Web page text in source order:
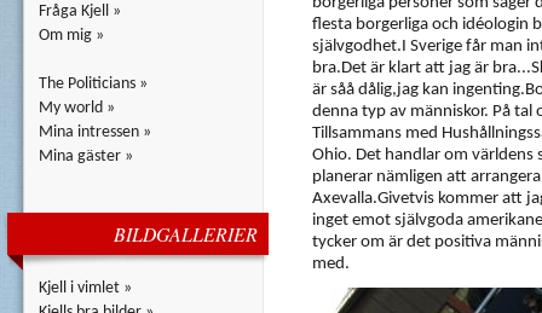
Fråga Kjell »
Om mig »
The Politicians »
My world »
Mina intressen »
Mina gäster »
BILDGALLERIER
Kjell i vimlet »
flesta borgerliga och idéologin
självgodhet.I Sverige får man
bra.Det är klart att jag är
är såå dålig,jag kan
denna typ av människor. På
Tillsammans med
Ohio. Det handlar om världens
planerar nämligen att
Axevalla.Givetvis kommer att
inget emot självgoda
tycker om är det positiva
med.